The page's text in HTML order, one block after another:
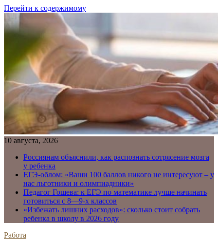
Перейти к содержимому
10 августа, 2026
Россиянам объяснили, как распознать сотрясение мозга
у ребенка
ЕГЭ-облом: «Ваши 100 баллов никого не интересуют – у
нас льготники и олимпиадники»
Педагог Гошева: к ЕГЭ по математике лучше начинать
готовиться с 8—9-х классов
«Избежать лишних расходов»: сколько стоит собрать
ребенка в школу в 2026 году
Работа